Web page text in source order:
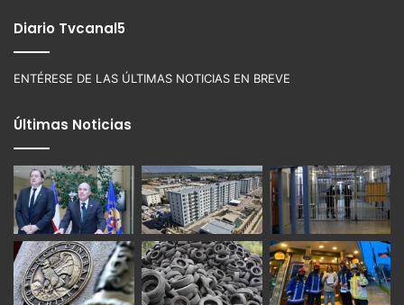
Diario Tvcanal5
ENTÉRESE DE LAS ÚLTIMAS NOTICIAS EN BREVE
Últimas Noticias